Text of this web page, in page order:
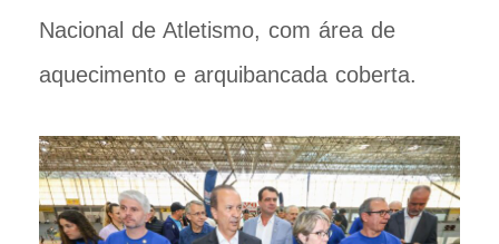
Nacional de Atletismo, com área de
aquecimento e arquibancada coberta.